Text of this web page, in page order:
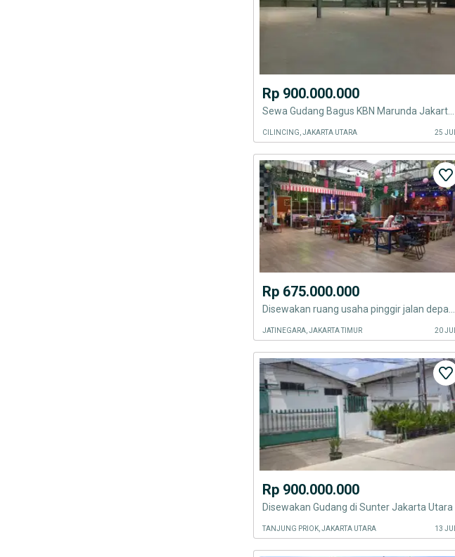
Rp 900.000.000
CILINCING, JAKARTA UTARA 25 JUL
Rp 675.000.000
JATINEGARA, JAKARTA TIMUR 20 JUL
Rp 900.000.000
Disewakan Gudang di Sunter Jakarta Utara
TANJUNG PRIOK, JAKARTA UTARA 13 JUL